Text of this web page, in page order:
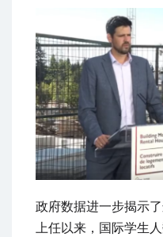
政府数据进一步揭示
上任以来，国际学生